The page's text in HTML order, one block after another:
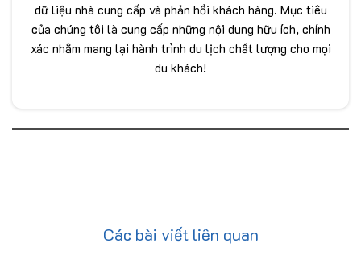
dữ liệu nhà cung cấp và phản hồi khách hàng. Mục tiêu
của chúng tôi là cung cấp những nội dung hữu ích, chính
xác nhằm mang lại hành trình du lịch chất lượng cho mọi
du khách!
Các bài viết liên quan